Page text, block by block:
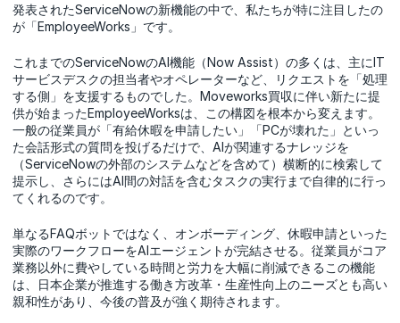
発表されたServiceNowの新機能の中で、私たちが特に注目したの
が「EmployeeWorks」です。
これまでのServiceNowのAI機能（Now Assist）の多くは、主にIT
サービスデスクの担当者やオペレーターなど、リクエストを「処理
する側」を支援するものでした。Moveworks買収に伴い新たに提
供が始まったEmployeeWorksは、この構図を根本から変えます。
一般の従業員が「有給休暇を申請したい」「PCが壊れた」といっ
た会話形式の質問を投げるだけで、AIが関連するナレッジを
（ServiceNowの外部のシステムなどを含めて）横断的に検索して
提示し、さらにはAI間の対話を含むタスクの実行まで自律的に行っ
てくれるのです。
単なるFAQボットではなく、オンボーディング、休暇申請といった
実際のワークフローをAIエージェントが完結させる。従業員がコア
業務以外に費やしている時間と労力を大幅に削減できるこの機能
は、日本企業が推進する働き方改革・生産性向上のニーズとも高い
親和性があり、今後の普及が強く期待されます。